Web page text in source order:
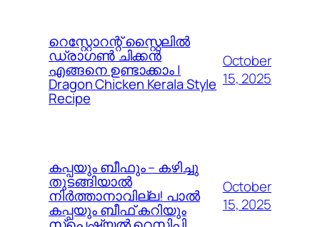
റെസ്റ്റോറന്റ് സ്റ്റൈലിൽ
ഡ്രാഗൺ ചിക്കൻ
എങ്ങനെ ഉണ്ടാക്കാം |
Dragon Chicken Kerala Style
Recipe
October
15, 2025
കപ്പയും ബീഫും – കഴിച്ചു
തുടങ്ങിയാൽ
നിർത്താനാവില്ല! പാൽ
കപ്പയും ബീഫ് കറിയും
October
15, 2025